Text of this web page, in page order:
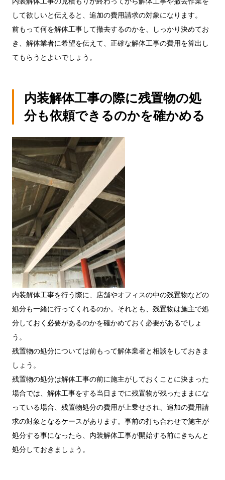
して欲しいと伝えると、追加の費用請求の対象になります。
前もって何を解体工事して撤去するのかを、しっかり決めてお
き、解体業者に希望を伝えて、正確な解体工事の費用を算出し
てもらうとよいでしょう。
内装解体工事の際に残置物の処
分も依頼できるのかを確かめる
内装解体工事を行う際に、店舗やオフィスの中の残置物などの
処分も一緒に行ってくれるのか。それとも、残置物は施主で処
分しておく必要があるのかを確かめておく必要があるでしょ
う。
残置物の処分については前もって解体業者と相談をしておきま
しょう。
残置物の処分は解体工事の前に施主がしておくことに決まった
場合では、解体工事をする当日までに残置物が残ったままにな
っている場合、残置物処分の費用が上乗せされ、追加の費用請
求の対象となるケースがあります。事前の打ち合わせで施主が
処分する事になったら、内装解体工事が開始する前にきちんと
処分しておきましょう。